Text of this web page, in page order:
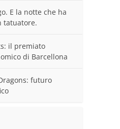
E la notte che ha
tatuatore.
il premiato
di Barcellona
futuro